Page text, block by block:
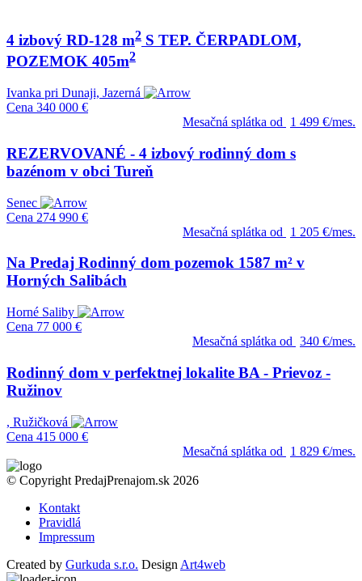
4 izbový RD-128 m2 S TEP. ČERPADLOM,
POZEMOK 405m2
Ivanka pri Dunaji, Jazerná
Cena 340 000 €
Mesačná splátka od
1 499 €/mes.
REZERVOVANÉ - 4 izbový rodinný dom s
bazénom v obci Tureň
Senec
Cena 274 990 €
Mesačná splátka od
1 205 €/mes.
Na Predaj Rodinný dom pozemok 1587 m² v
Horných Salibách
Horné Saliby
Cena 77 000 €
Mesačná splátka od 340 €/mes.
Rodinný dom v perfektnej lokalite BA - Prievoz -
Ružinov
, Ružičková
Cena 415 000 €
Mesačná splátka od
1 829 €/mes.
© Copyright PredajPrenajom.sk 2026
Kontakt
Pravidlá
Impressum
Created by Gurkuda s.r.o. Design Art4web